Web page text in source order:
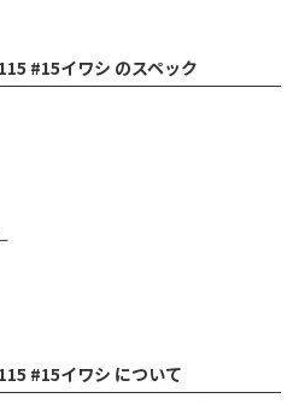
#15イワシ のスペック
#15イワシ について